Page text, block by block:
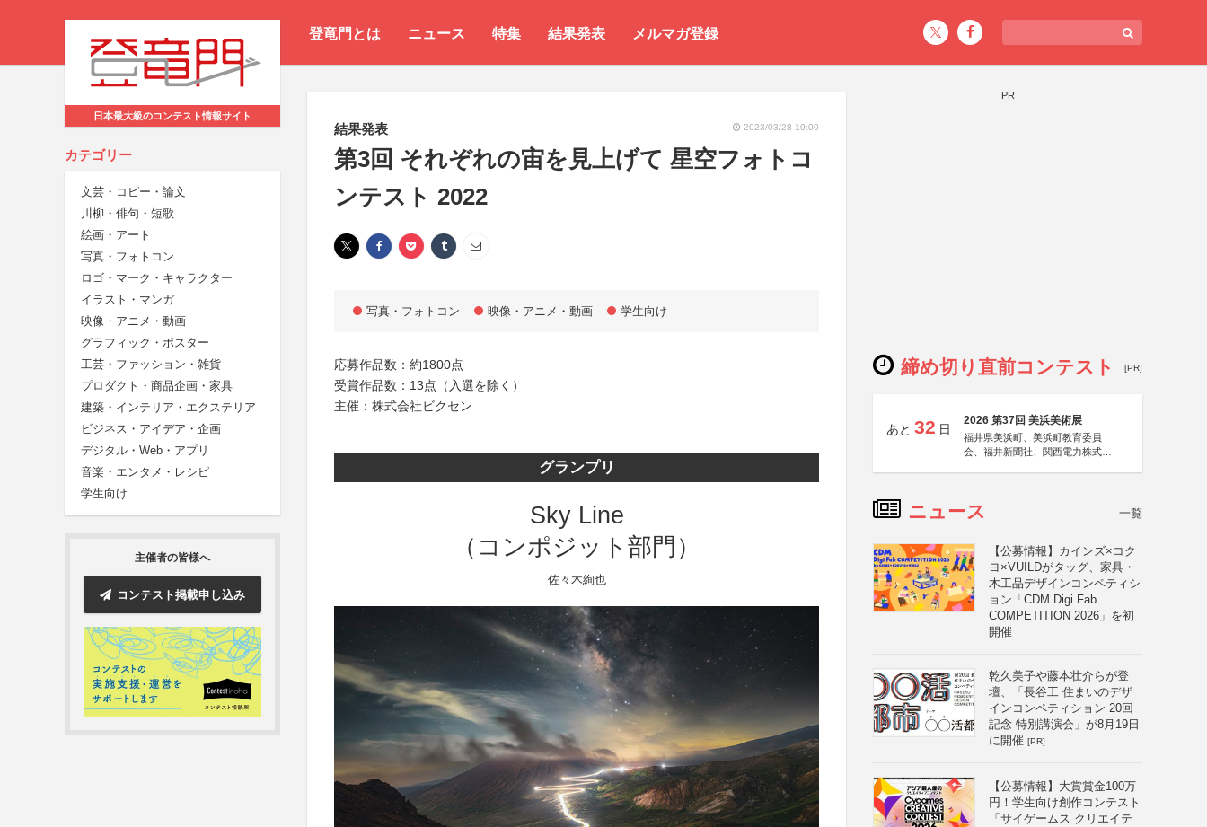
登竜門とは ニュース 特集 結果発表 メルマガ登録
日本最大級のコンテスト情報サイト
カテゴリー
文芸・コピー・論文
川柳・俳句・短歌
絵画・アート
写真・フォトコン
ロゴ・マーク・キャラクター
イラスト・マンガ
映像・アニメ・動画
グラフィック・ポスター
工芸・ファッション・雑貨
プロダクト・商品企画・家具
建築・インテリア・エクステリア
ビジネス・アイデア・企画
デジタル・Web・アプリ
音楽・エンタメ・レシピ
学生向け
主催者の皆様へ
コンテスト掲載申し込み
結果発表 2023/03/28 10:00
第3回 それぞれの宙を見上げて 星空フォトコ
ンテスト 2022
写真・フォトコン 映像・アニメ・動画 学生向け
応募作品数：約1800点
受賞作品数：13点（入選を除く）
主催：株式会社ビクセン
グランプリ
Sky Line
（コンポジット部門）
佐々木絢也
PR
締め切り直前コンテスト [PR]
あと 32 日
2026 第37回 美浜美術展
福井県美浜町、美浜町教育委員
会、福井新聞社、関西電力株式会
ニュース 一覧
【公募情報】カインズ×コク
ヨ×VUILDがタッグ、家具・
木工品デザインコンペティシ
ョン「CDM Digi Fab
COMPETITION 2026」を初
開催
乾久美子や藤本壮介らが登
壇、「長谷工 住まいのデザ
インコンペティション 20回
記念 特別講演会」が8月19日
に開催 [PR]
【公募情報】大賞賞金100万
円！学生向け創作コンテスト
「サイゲームス クリエイテ